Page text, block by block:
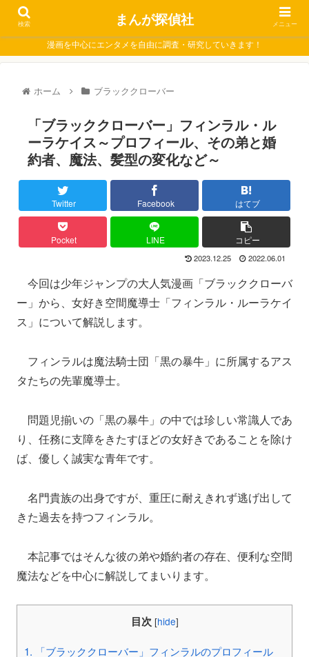
漫画を中心にエンタメを自由に調査・研究していきます！
ホーム ブラッククローバー
「ブラッククローバー」フィンラル・ル
ーラケイス～プロフィール、その弟と婚
約者、魔法、髪型の変化など～
Twitter Facebook はてブ
Pocket LINE コピー
2023.12.25 2022.06.01
今回は少年ジャンプの大人気漫画「ブラッククローバ
ー」から、女好き空間魔導士「フィンラル・ルーラケイ
ス」について解説します。
フィンラルは魔法騎士団「黒の暴牛」に所属するアス
タたちの先輩魔導士。
問題児揃いの「黒の暴牛」の中では珍しい常識人であ
り、任務に支障をきたすほどの女好きであることを除け
ば、優しく誠実な青年です。
名門貴族の出身ですが、重圧に耐えきれず逃げ出して
きた過去を持つフィンラル。
本記事ではそんな彼の弟や婚約者の存在、便利な空間
魔法などを中心に解説してまいります。
目次 [hide]
1. 「ブラッククローバー」フィンラルのプロフィール
検索 まんが探偵社 メニュー